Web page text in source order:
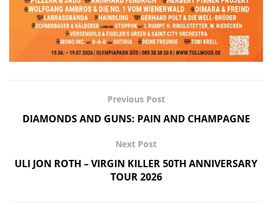
Previous Post
DIAMONDS AND GUNS: PAIN AND CHAMPAGNE
Next Post
ULI JON ROTH – VIRGIN KILLER 50TH ANNIVERSARY
TOUR 2026